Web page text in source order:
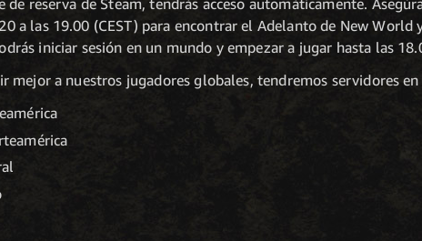
de reserva de Steam, tendrás acceso automáticamente.
a las 19.00 (CEST) para encontrar el Adelanto de New
iniciar sesión en un mundo y empezar a jugar hasta las
mejor a nuestros jugadores globales, tendremos servidores